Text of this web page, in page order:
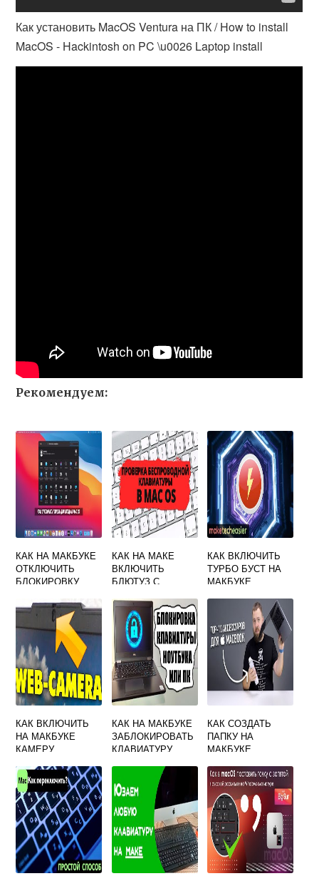
Как установить MacOS Ventura на ПК / How to install
MacOS - Hackintosh on PC \u0026 Laptop install
Рекомендуем:
КАК НА МАКБУКЕ
ОТКЛЮЧИТЬ
БЛОКИРОВКУ
КАК НА МАКЕ
ВКЛЮЧИТЬ
БЛЮТУЗ С
КЛАВИАТУРЫ
КАК ВКЛЮЧИТЬ
ТУРБО БУСТ НА
МАКБУКЕ
КАК ВКЛЮЧИТЬ
НА МАКБУКЕ
КАМЕРУ
КАК НА МАКБУКЕ
ЗАБЛОКИРОВАТЬ
КЛАВИАТУРУ
КАК СОЗДАТЬ
ПАПКУ НА
МАКБУКЕ